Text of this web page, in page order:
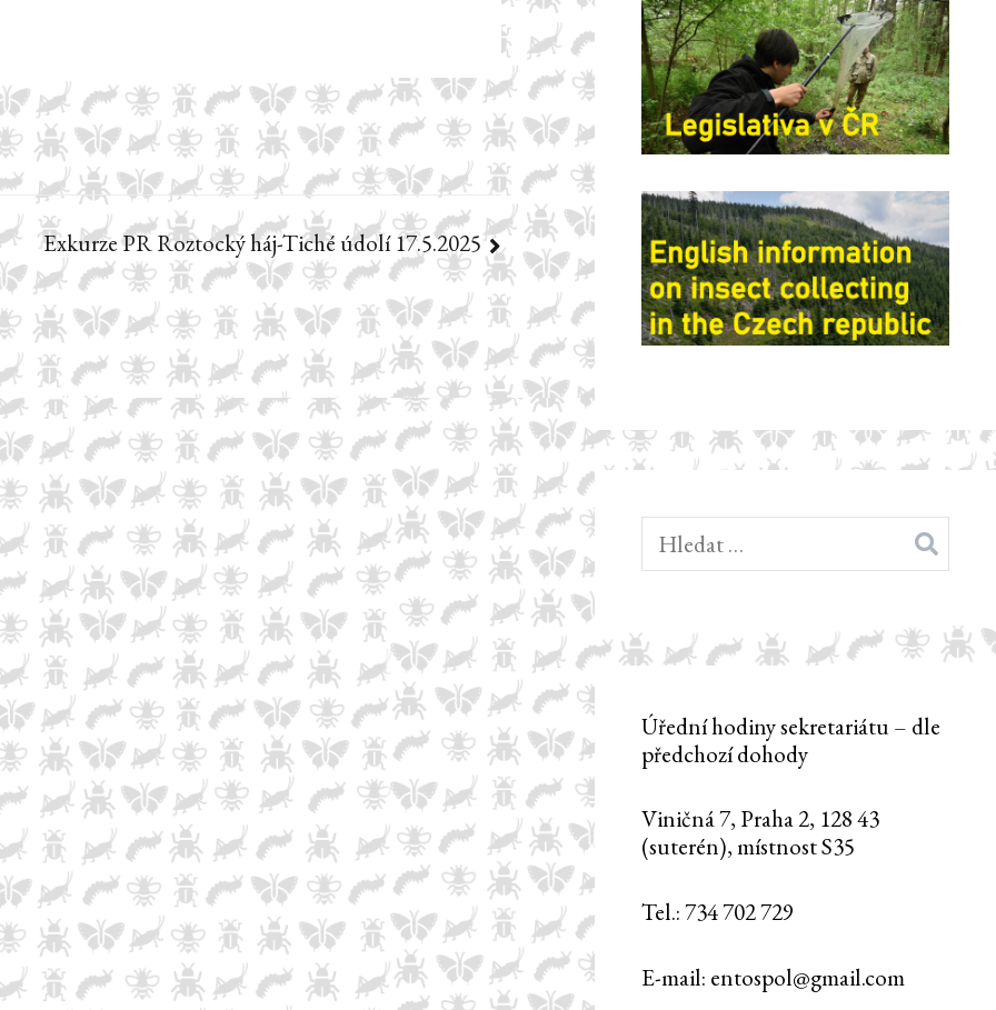
Exkurze PR Roztocký háj-Tiché údolí 17.5.2025
Vyhledávání
Úřední hodiny sekretariátu – dle
předchozí dohody
Viničná 7, Praha 2, 128 43
(suterén), místnost S35
Tel.: 734 702 729
E-mail: entospol@gmail.com